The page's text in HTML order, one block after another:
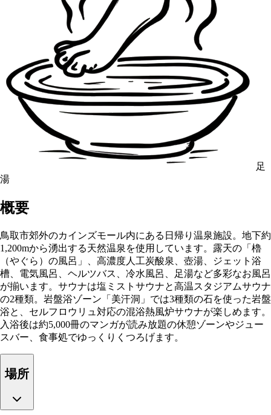
足
湯
概要
鳥取市郊外のカインズモール内にある日帰り温泉施設。地下約
1,200mから湧出する天然温泉を使用しています。露天の「櫓
（やぐら）の風呂」、高濃度人工炭酸泉、壺湯、ジェット浴
槽、電気風呂、ヘルツバス、冷水風呂、足湯など多彩なお風呂
が揃います。サウナは塩ミストサウナと高温スタジアムサウナ
の2種類。岩盤浴ゾーン「美汗洞」では3種類の石を使った岩盤
浴と、セルフロウリュ対応の混浴熱風炉サウナが楽しめます。
入浴後は約5,000冊のマンガが読み放題の休憩ゾーンやジュー
スバー、食事処でゆっくりくつろげます。
場所